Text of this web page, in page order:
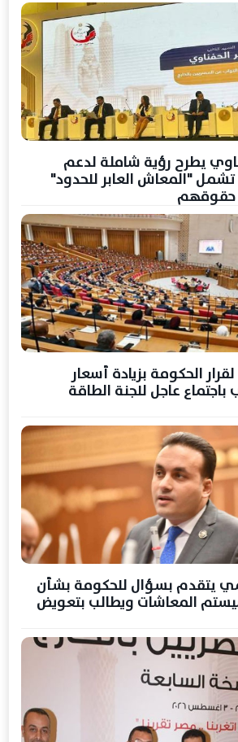
يطرح رؤية شاملة لدعم
تشمل "المعاش العابر للحدود"
حقوقهم
لقرار الحكومة بزيادة أسعار
باجتماع عاجل للجنة الطاقة
يتقدم بسؤال للحكومة بشأن
المعاشات ويطالب بتعويض